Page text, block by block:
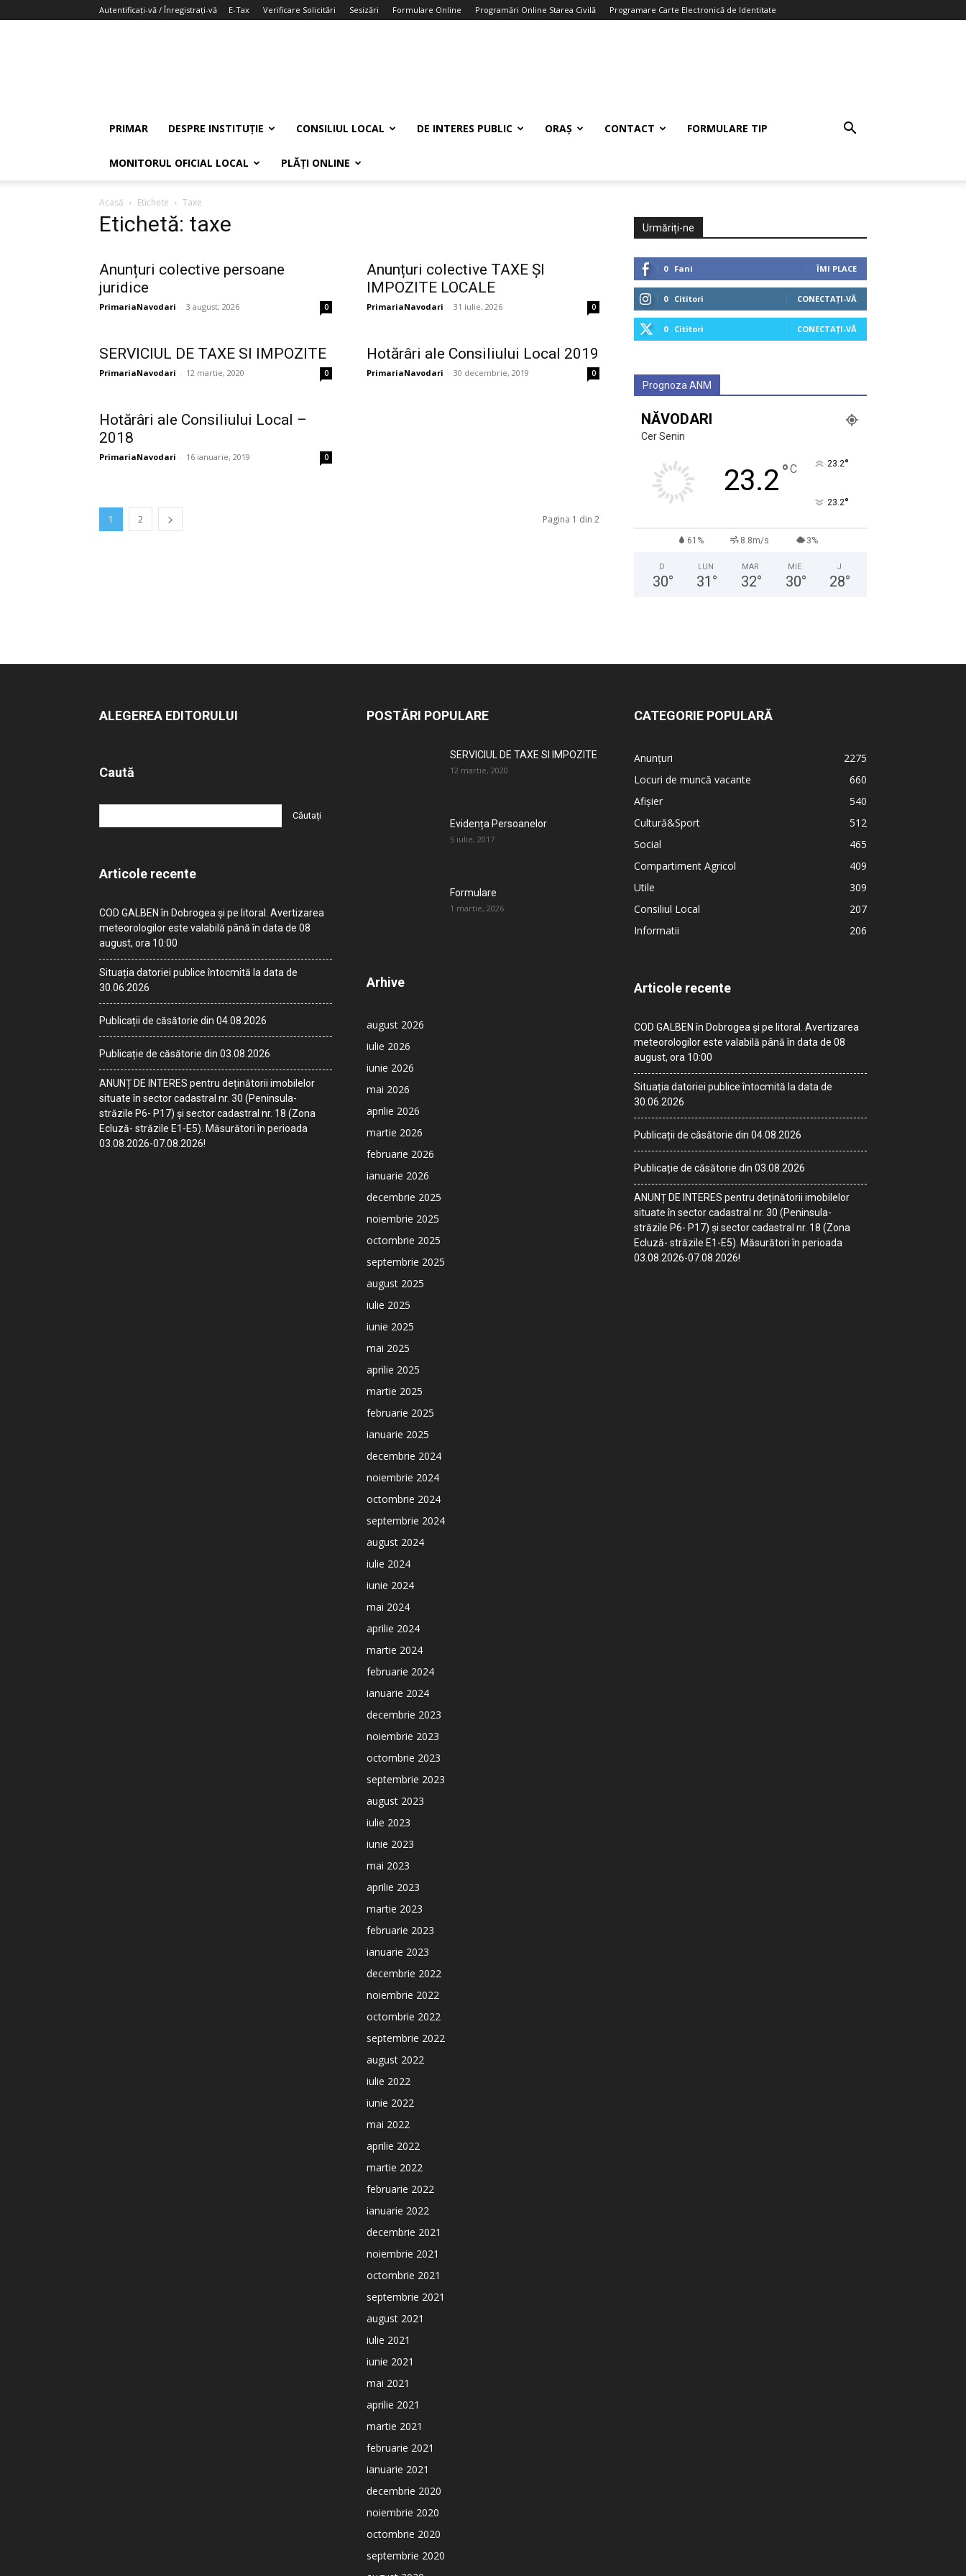
Autentificați-vă / Înregistrați-vă E-Tax Verificare Solicitări Sesizări Formulare Online Programări Online Starea Civilă Programare Carte Electronică de Identitate
PRIMAR DESPRE INSTITUȚIE CONSILIUL LOCAL DE INTERES PUBLIC ORAȘ CONTACT FORMULARE TIP
MONITORUL OFICIAL LOCAL PLĂȚI ONLINE
Acasă Etichete Taxe
Etichetă: taxe
Anunțuri colective persoane
juridice
PrimariaNavodari - 3 august, 2026 0
Anunțuri colective TAXE ȘI
IMPOZITE LOCALE
PrimariaNavodari - 31 iulie, 2026 0
SERVICIUL DE TAXE SI IMPOZITE
PrimariaNavodari - 12 martie, 2020 0
Hotărâri ale Consiliului Local 2019
PrimariaNavodari - 30 decembrie, 2019 0
Hotărâri ale Consiliului Local –
2018
PrimariaNavodari - 16 ianuarie, 2019 0
1 2 Pagina 1 din 2
Urmăriți-ne
0 Fani ÎMI PLACE
0 Cititori CONECTAȚI-VĂ
0 Cititori CONECTAȚI-VĂ
Prognoza ANM
NĂVODARI
Cer Senin
23.2°C 23.2°
23.2°
61% 8.8m/s 3%
D
30°
LUN
31 °
MAR
32°
MIE
30°
J
28°
ALEGEREA EDITORULUI
Caută
Articole recente
COD GALBEN în Dobrogea și pe litoral. Avertizarea
meteorologilor este valabilă până în data de 08
august, ora 10:00
Situația datoriei publice întocmită la data de
30.06.2026
Publicații de căsătorie din 04.08.2026
Publicație de căsătorie din 03.08.2026
ANUNȚ DE INTERES pentru deținătorii imobilelor
situate în sector cadastral nr. 30 (Peninsula-
străzile P6- P17) și sector cadastral nr. 18 (Zona
Ecluză- străzile E1-E5). Măsurători în perioada
03.08.2026-07.08.2026!
POSTĂRI POPULARE
SERVICIUL DE TAXE SI IMPOZITE
12 martie, 2020
Evidența Persoanelor
5 iulie, 2017
Formulare
1 martie, 2026
Arhive
august 2026
iulie 2026
iunie 2026
mai 2026
aprilie 2026
martie 2026
februarie 2026
ianuarie 2026
decembrie 2025
noiembrie 2025
octombrie 2025
septembrie 2025
august 2025
iulie 2025
iunie 2025
mai 2025
aprilie 2025
martie 2025
februarie 2025
ianuarie 2025
decembrie 2024
noiembrie 2024
octombrie 2024
septembrie 2024
august 2024
iulie 2024
iunie 2024
mai 2024
aprilie 2024
martie 2024
februarie 2024
ianuarie 2024
decembrie 2023
noiembrie 2023
octombrie 2023
septembrie 2023
august 2023
iulie 2023
iunie 2023
mai 2023
aprilie 2023
martie 2023
februarie 2023
ianuarie 2023
decembrie 2022
noiembrie 2022
octombrie 2022
septembrie 2022
august 2022
iulie 2022
iunie 2022
mai 2022
aprilie 2022
martie 2022
februarie 2022
ianuarie 2022
decembrie 2021
noiembrie 2021
octombrie 2021
septembrie 2021
august 2021
iulie 2021
iunie 2021
mai 2021
aprilie 2021
martie 2021
februarie 2021
ianuarie 2021
decembrie 2020
noiembrie 2020
octombrie 2020
septembrie 2020
CATEGORIE POPULARĂ
Anunțuri
2275
Locuri de muncă vacante
660
Afișier
540
Cultură&Sport
512
Social
465
Compartiment Agricol
409
Utile
309
Consiliul Local
207
Informatii
206
Articole recente
COD GALBEN în Dobrogea și pe litoral. Avertizarea
meteorologilor este valabilă până în data de 08
august, ora 10:00
Situația datoriei publice întocmită la data de
30.06.2026
Publicații de căsătorie din 04.08.2026
Publicație de căsătorie din 03.08.2026
ANUNȚ DE INTERES pentru deținătorii imobilelor
situate în sector cadastral nr. 30 (Peninsula-
străzile P6- P17) și sector cadastral nr. 18 (Zona
Ecluză- străzile E1-E5). Măsurători în perioada
03.08.2026-07.08.2026!